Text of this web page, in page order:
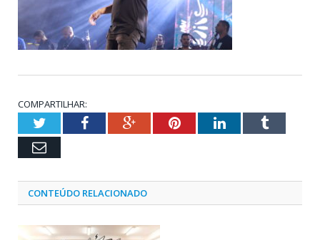
COMPARTILHAR:
TwitterFacebookGoogle+PinterestLinkedInTumblr
Email
CONTEÚDO RELACIONADO